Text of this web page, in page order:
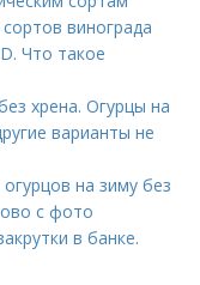
винограда
Что такое
хрена. Огурцы на
варианты не
на зиму без
с фото
в банке.